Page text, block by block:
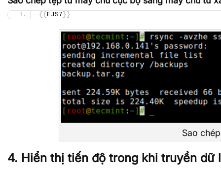
{{ EJS7 }}
Sao
4. Hiển thị tiến độ trong khi truyền dữ